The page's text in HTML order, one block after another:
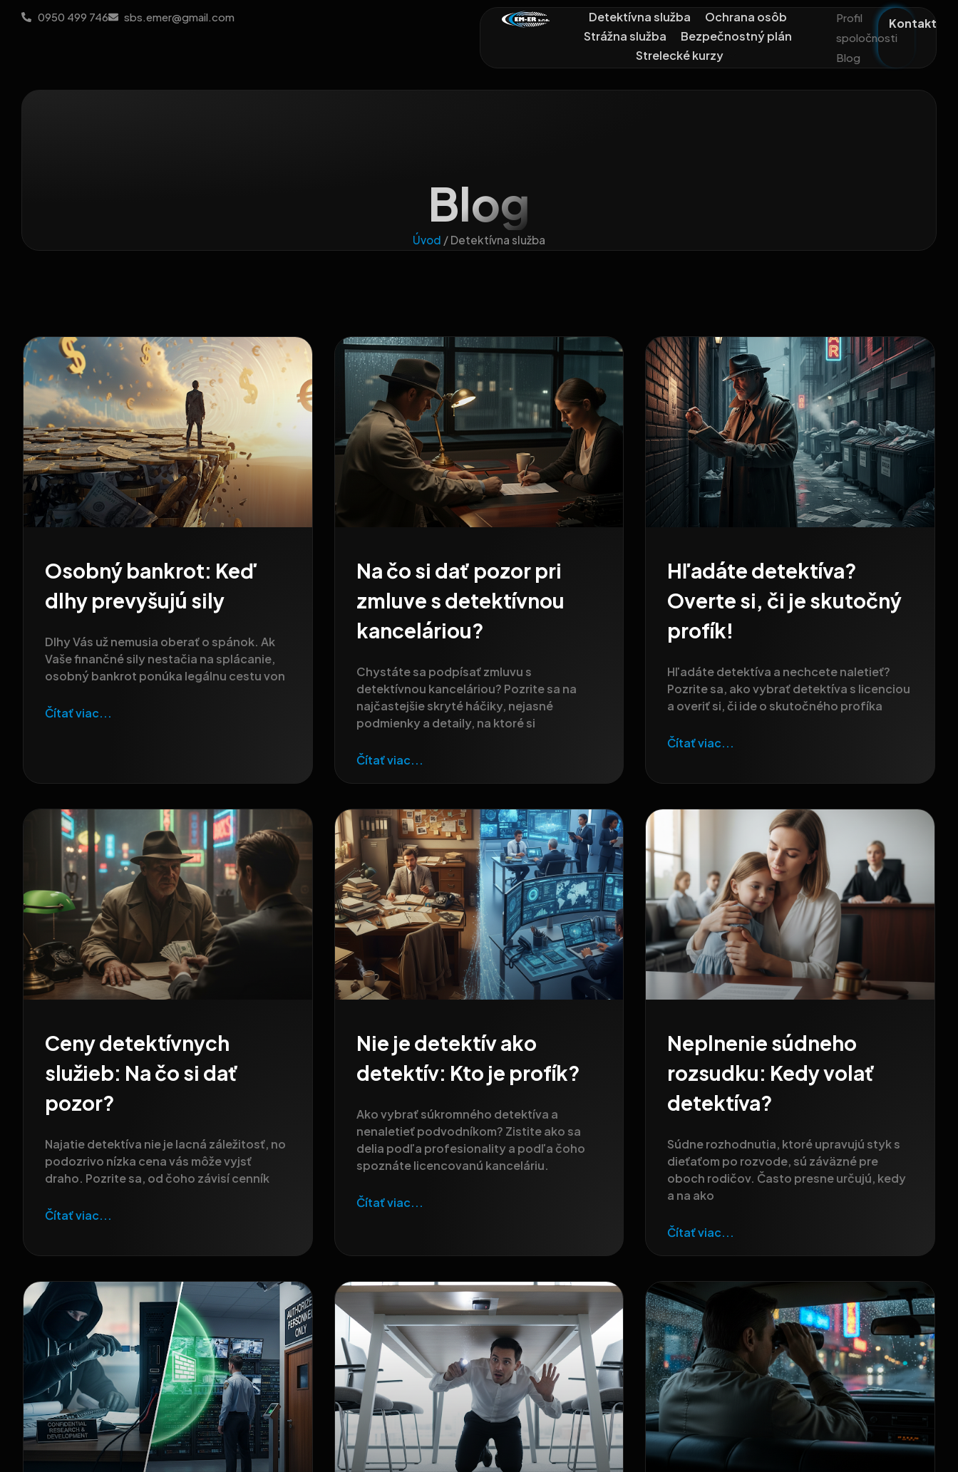
0950 499 746 sbs.emer@gmail.com Detektívna služba
Ochrana osôb
Strážna služba
Bezpečnostný plán
Strelecké kurzy
Profil
spoločnosti
Blog
Kontakt
Blog
Úvod / Detektívna služba
Osobný bankrot: Keď
dlhy prevyšujú sily
Dlhy Vás už nemusia oberať o spánok. Ak
Vaše finančné sily nestačia na splácanie,
osobný bankrot ponúka legálnu cestu von
Čítať viac...
Na čo si dať pozor pri
zmluve s detektívnou
kanceláriou?
Chystáte sa podpísať zmluvu s
detektívnou kanceláriou? Pozrite sa na
najčastejšie skryté háčiky, nejasné
podmienky a detaily, na ktoré si
Čítať viac...
Hľadáte detektíva?
Overte si, či je skutočný
profík!
Hľadáte detektíva a nechcete naletieť?
Pozrite sa, ako vybrať detektíva s licenciou
a overiť si, či ide o skutočného profíka
Čítať viac...
Ceny detektívnych
služieb: Na čo si dať
pozor?
Najatie detektíva nie je lacná záležitosť, no
podozrivo nízka cena vás môže vyjsť
draho. Pozrite sa, od čoho závisí cenník
Čítať viac...
Nie je detektív ako
detektív: Kto je profík?
Ako vybrať súkromného detektíva a
nenaletieť podvodníkom? Zistite ako sa
delia podľa profesionality a podľa čoho
spoznáte licencovanú kanceláriu.
Čítať viac...
Neplnenie súdneho
rozsudku: Kedy volať
detektíva?
Súdne rozhodnutia, ktoré upravujú styk s
dieťaťom po rozvode, sú záväzné pre
oboch rodičov. Často presne určujú, kedy
a na ako
Čítať viac...